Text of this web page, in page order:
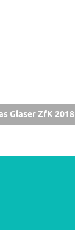
Glaser ZfK 2018